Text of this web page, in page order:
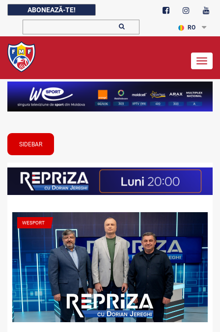
ABONEAZĂ-TE!
RO
SIDEBAR
WESPORT